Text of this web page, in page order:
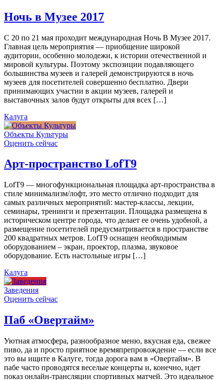
Ночь в Музее 2017
С 20 по 21 мая проходит международная Ночь В Музее 2017.
Главная цель мероприятия — приобщение широкой
аудитории, особенно молодежи, к истории отечественной и
мировой культуры. Поэтому экспозиции подавляющего
большинства музеев и галерей демонстрируются в ночь
музеев для посетителей совершенно бесплатно. Двери
принимающих участии в акции музеев, галерей и
выставочных залов будут открыты для всех […]
Калуга
Объекты Культуры
Оценить сейчас
Арт-пространство LofT9
LofT9 — многофункциональная площадка арт-пространства в
стиле минимализм/лофт, это место отлично подходит для
самых различных мероприятий: мастер-классы, лекции,
семинары, тренинги и презентации. Площадка размещена в
историческом центре города, что делает ее очень удобной, а
размещение посетителей предусматривается в пространстве
200 квадратных метров. LofT9 оснащен необходимым
оборудованием – экран, проектор, плазма, звуковое
оборудование. Есть настольные игры […]
Калуга
Заведения
Оценить сейчас
Паб «Овертайм»
Уютная атмосфера, разнообразное меню, вкусная еда, свежее
пиво, да и просто приятное времяпрепровождение — если все
это вы ищите в Калуге, тогда дорога вам в «Овертайм». В
пабе часто проводятся веселые концерты и, конечно, идет
показ онлайн-трансляции спортивных матчей. Это идеальное